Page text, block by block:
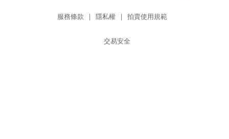
服務條款 | 隱私權 | 拍賣使用規範
交易安全